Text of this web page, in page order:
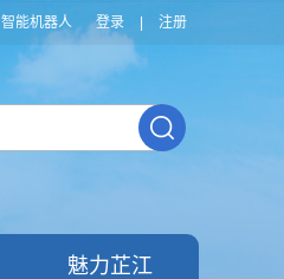
智能机器人 登录 注册
魅力芷江